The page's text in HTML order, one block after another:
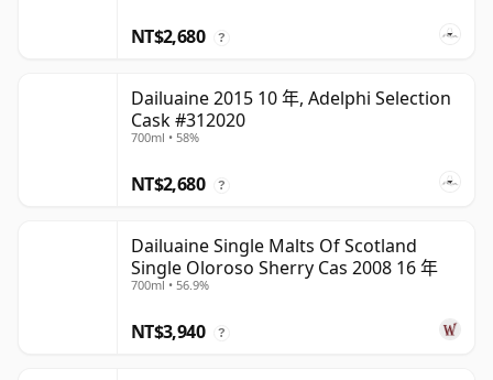
NT$2,680 ?
Dailuaine 2015 10 年, Adelphi Selection
Cask #312020
700ml • 58%
NT$2,680 ?
Dailuaine Single Malts Of Scotland
Single Oloroso Sherry Cas 2008 16 年
700ml • 56.9%
NT$3,940 ?